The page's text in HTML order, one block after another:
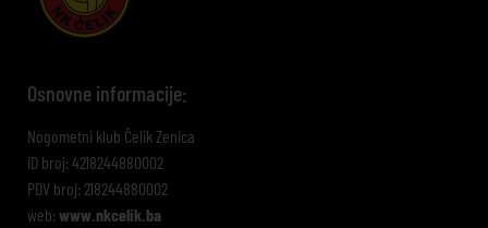
Osnovne informacije:
Nogometni klub Čelik Zenica
ID broj: 4218244880002
PDV broj: 218244880002
web: www.nkcelik.ba